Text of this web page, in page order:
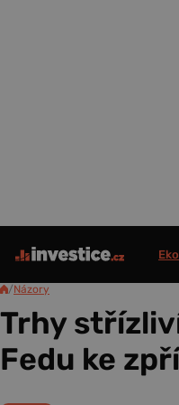
/Názory
Trhy
Fedu ke